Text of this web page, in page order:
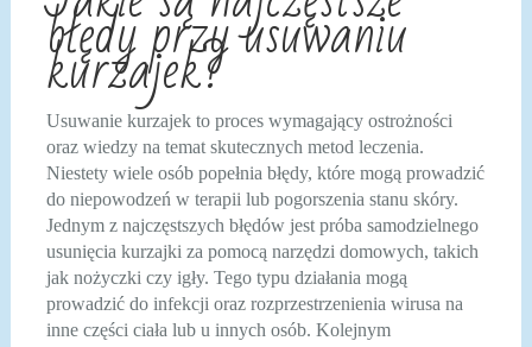
błędy przy usuwaniu
kurzajek?
Usuwanie kurzajek to proces wymagający ostrożności
oraz wiedzy na temat skutecznych metod leczenia.
Niestety wiele osób popełnia błędy, które mogą prowadzić
do niepowodzeń w terapii lub pogorszenia stanu skóry.
Jednym z najczęstszych błędów jest próba samodzielnego
usunięcia kurzajki za pomocą narzędzi domowych, takich
jak nożyczki czy igły. Tego typu działania mogą
prowadzić do infekcji oraz rozprzestrzenienia wirusa na
inne części ciała lub u innych osób. Kolejnym